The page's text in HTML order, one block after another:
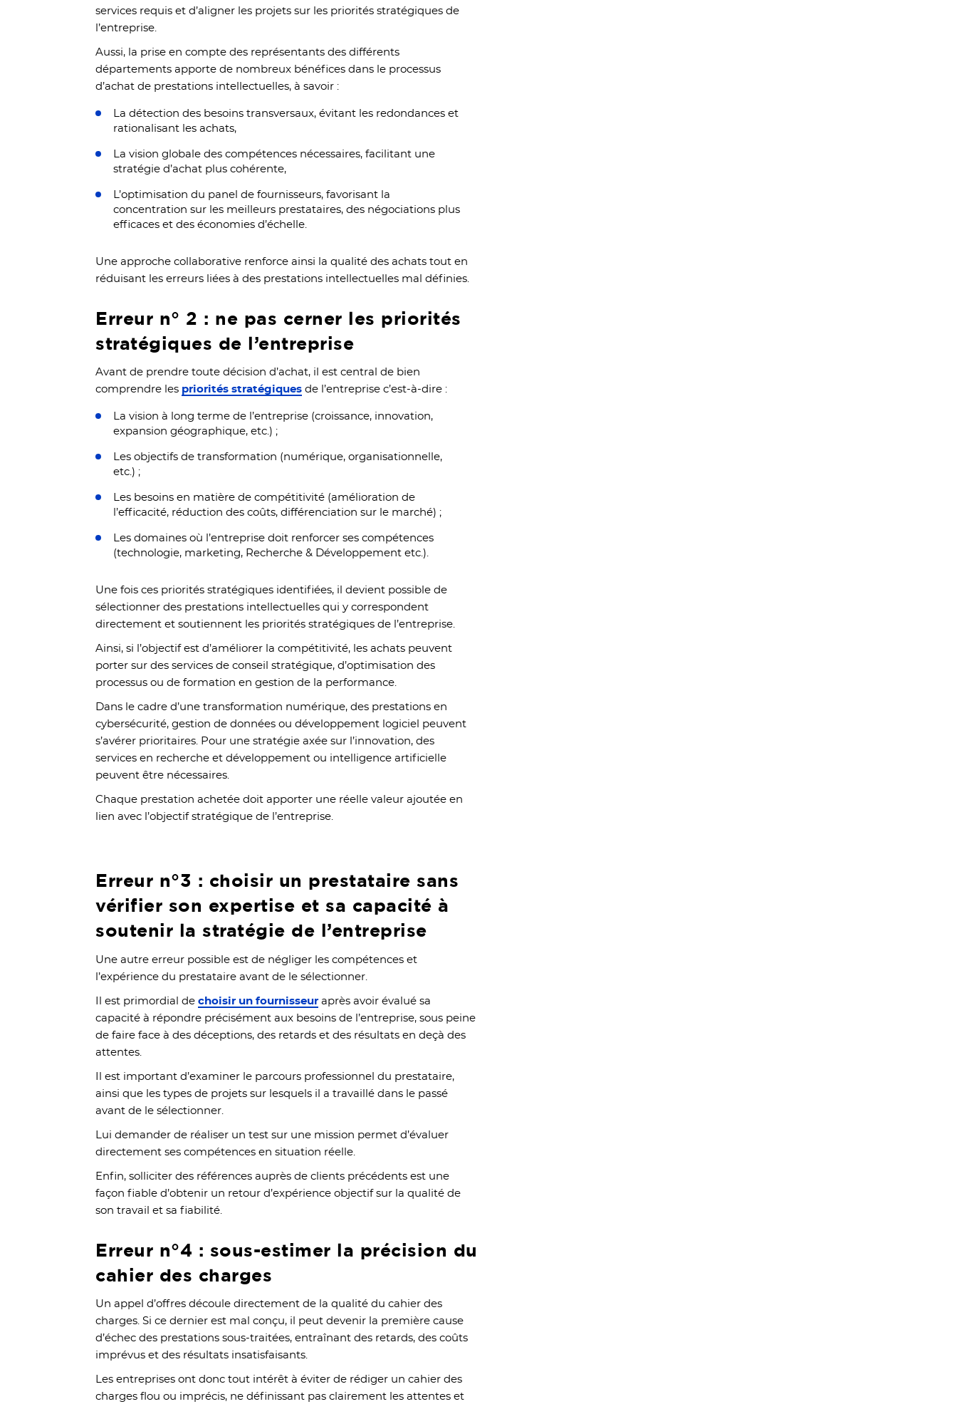
services requis et d’aligner les projets sur les priorités stratégiques de
l’entreprise.
Aussi, la prise en compte des représentants des différents
départements apporte de nombreux bénéfices dans le processus
d’achat de prestations intellectuelles, à savoir :
La détection des besoins transversaux, évitant les redondances et
rationalisant les achats,
La vision globale des compétences nécessaires, facilitant une
stratégie d’achat plus cohérente,
L’optimisation du panel de fournisseurs, favorisant la
concentration sur les meilleurs prestataires, des négociations plus
efficaces et des économies d’échelle.
Une approche collaborative renforce ainsi la qualité des achats tout en
réduisant les erreurs liées à des prestations intellectuelles mal définies.
Erreur n° 2 : ne pas cerner les priorités
stratégiques de l’entreprise
Avant de prendre toute décision d’achat, il est central de bien
comprendre les priorités stratégiques de l’entreprise c’est-à-dire :
La vision à long terme de l’entreprise (croissance, innovation,
expansion géographique, etc.) ;
Les objectifs de transformation (numérique, organisationnelle,
etc.) ;
Les besoins en matière de compétitivité (amélioration de
l’efficacité, réduction des coûts, différenciation sur le marché) ;
Les domaines où l’entreprise doit renforcer ses compétences
(technologie, marketing, Recherche & Développement etc.).
Une fois ces priorités stratégiques identifiées, il devient possible de
sélectionner des prestations intellectuelles qui y correspondent
directement et soutiennent les priorités stratégiques de l’entreprise.
Ainsi, si l’objectif est d’améliorer la compétitivité, les achats peuvent
porter sur des services de conseil stratégique, d’optimisation des
processus ou de formation en gestion de la performance.
Dans le cadre d’une transformation numérique, des prestations en
cybersécurité, gestion de données ou développement logiciel peuvent
s’avérer prioritaires. Pour une stratégie axée sur l’innovation, des
services en recherche et développement ou intelligence artificielle
peuvent être nécessaires.
Chaque prestation achetée doit apporter une réelle valeur ajoutée en
lien avec l’objectif stratégique de l’entreprise.
Erreur n°3 : choisir un prestataire sans
vérifier son expertise et sa capacité à
soutenir la stratégie de l’entreprise
Une autre erreur possible est de négliger les compétences et
l’expérience du prestataire avant de le sélectionner.
Il est primordial dechoisir un fournisseuraprès avoir évalué sa
capacité à répondre précisément aux besoins de l’entreprise, sous peine
de faire face à des déceptions, des retards et des résultats en deçà des
attentes.
Il est important d’examiner le parcours professionnel du prestataire,
ainsi que les types de projets sur lesquels il a travaillé dans le passé
avant de le sélectionner.
Lui demander de réaliser un test sur une mission permet d’évaluer
directement ses compétences en situation réelle.
Enfin, solliciter des références auprès de clients précédents est une
façon fiable d’obtenir un retour d’expérience objectif sur la qualité de
son travail et sa fiabilité.
Erreur n°4 : sous-estimer la précision du
cahier des charges
Un appel d’offres découle directement de la qualité du cahier des
charges. Si ce dernier est mal conçu, il peut devenir la première cause
d’échec des prestations sous-traitées, entraînant des retards, des coûts
imprévus et des résultats insatisfaisants.
Les entreprises ont donc tout intérêt à éviter de rédiger un cahier des
charges flou ou imprécis, ne définissant pas clairement les attentes et